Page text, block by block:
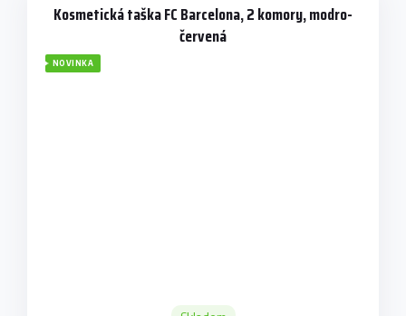
Kosmetická taška FC Barcelona, 2 komory, modro-
červená
NOVINKA